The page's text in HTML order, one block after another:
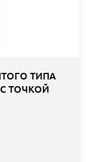
ТИПА
С ТОЧКОЙ